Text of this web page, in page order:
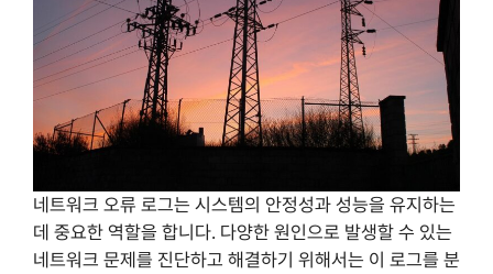
네트워크 오류 로그는 시스템의 안정성과 성능을 유지하는
데 중요한 역할을 합니다. 다양한 원인으로 발생할 수 있는
네트워크 문제를 진단하고 해결하기 위해서는 이 로그를 분